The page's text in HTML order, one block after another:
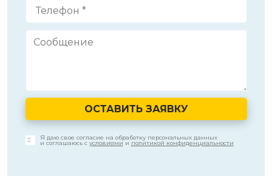
ОСТАВИТЬ ЗАЯВКУ
Я даю свое согласие на обработку персональных данных
и соглашаюсь с условиямии политикой конфиденциальности